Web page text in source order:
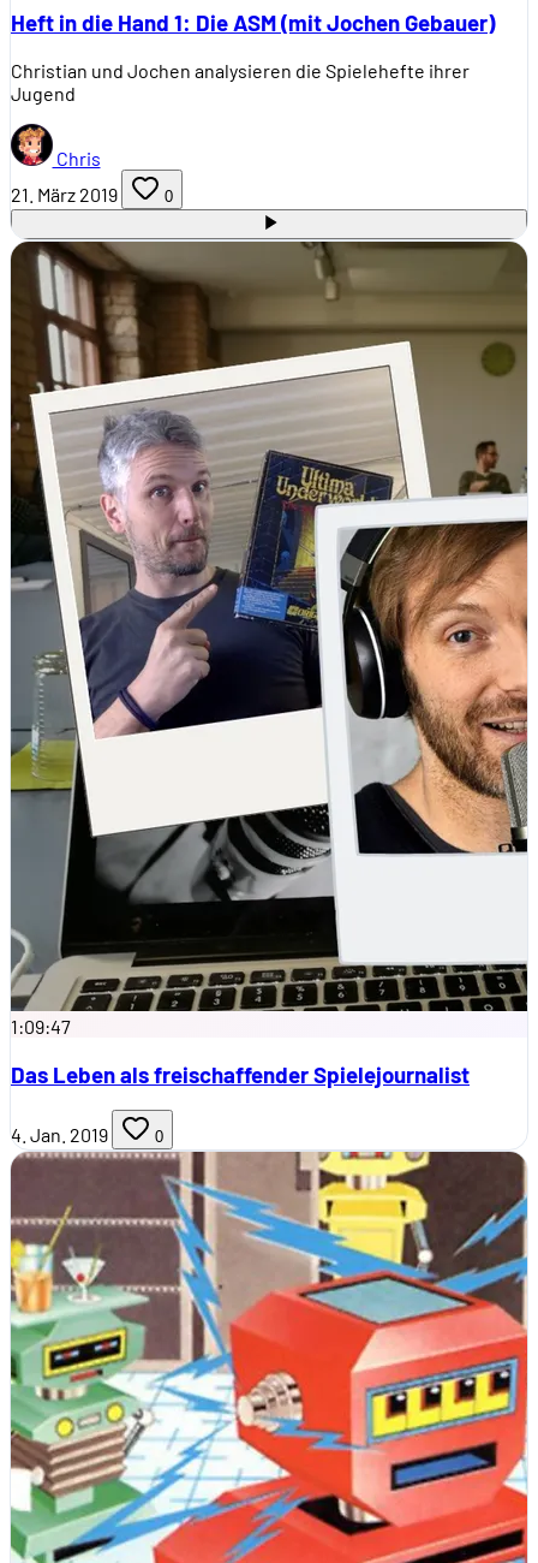
Heft in die Hand 1: Die ASM (mit Jochen Gebauer)
Christian und Jochen analysieren die Spielehefte ihrer
Jugend
Chris
21. März 2019
0
1:09:47
Das Leben als freischaffender Spielejournalist
4. Jan. 2019 0